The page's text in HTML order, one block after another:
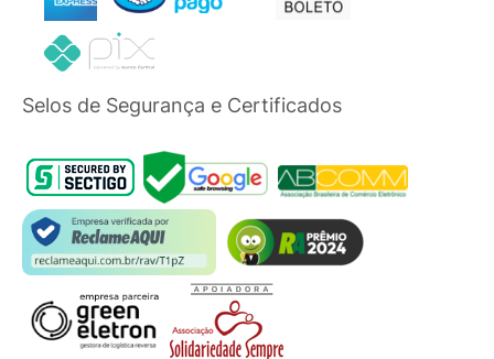
Selos de Segurança e Certificados